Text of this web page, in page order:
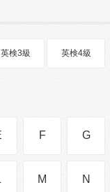
英検3級 英検4級
F G
M N